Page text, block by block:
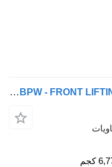
Van Hool 3 AXLE - BPW - FRONT LIFTING - CABLE & KIPPING SYSTEM